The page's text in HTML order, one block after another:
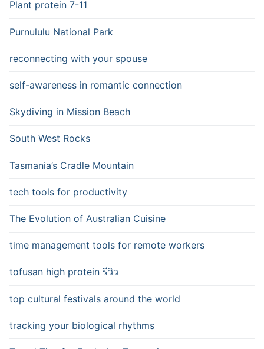
Plant protein 7-11
Purnululu National Park
reconnecting with your spouse
self-awareness in romantic connection
Skydiving in Mission Beach
South West Rocks
Tasmania’s Cradle Mountain
tech tools for productivity
The Evolution of Australian Cuisine
time management tools for remote workers
tofusan high protein รีวิว
top cultural festivals around the world
tracking your biological rhythms